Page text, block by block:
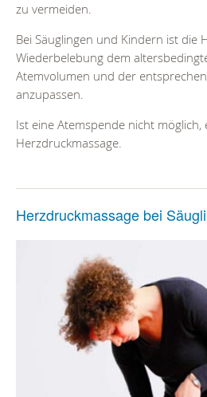
zu vermeiden.
Bei Säuglingen und Kindern ist die
Wiederbelebung dem
Atemvolumen und der
anzupassen.
Ist eine Atemspende nicht möglich,
Herzdruckmassage.
Herzdruckmassage bei